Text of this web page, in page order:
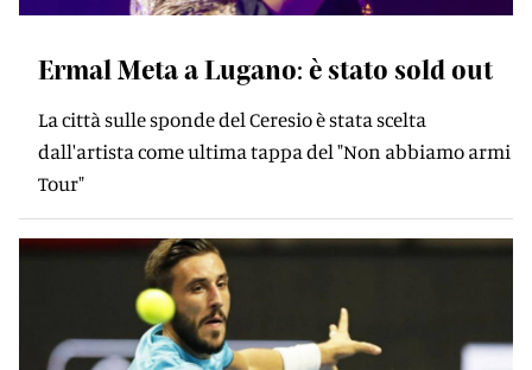
Ermal Meta a Lugano: è stato sold out
La città sulle sponde del Ceresio è stata scelta
dall'artista come ultima tappa del "Non abbiamo armi
Tour"